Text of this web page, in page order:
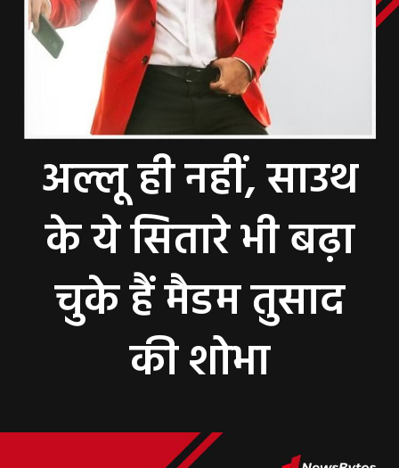
अल्लू ही नहीं, साउथ
के ये सितारे भी बढ़ा
चुके हैं मैडम तुसाद
की शोभा